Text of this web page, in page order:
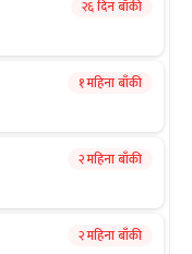
२६ दिन बाँकी
१ महिना बाँकी
२ महिना बाँकी
२ महिना बाँकी